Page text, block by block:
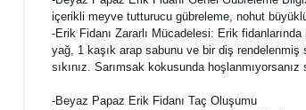
içerikli meyve tutturucu gübreleme, nohut
-Erik Fidanı Zararlı Mücadelesi: Erik
yağ, 1 kaşık arap sabunu ve bir diş rendelenmiş
sıkınız. Sarımsak kokusunda
-Beyaz Papaz Erik Fidanı Taç Oluşumu